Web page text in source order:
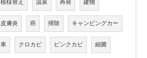
模様替え 温泉 再発 建物
皮膚炎 癌 掃除 キャンピングカー
車 クロカビ ピンクカビ 細菌